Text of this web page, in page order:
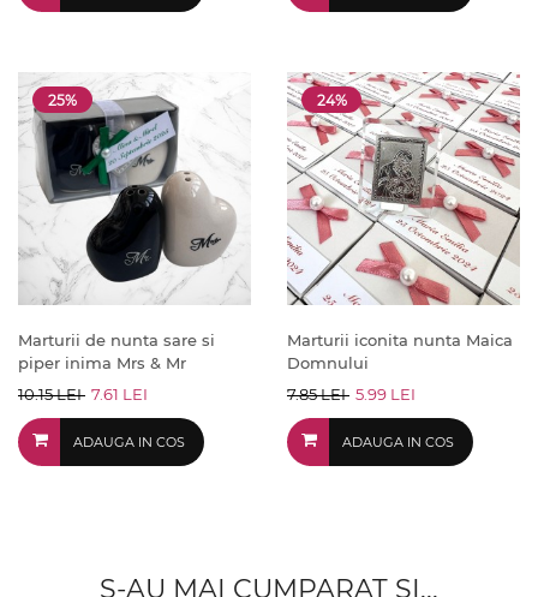
25%
Marturii de nunta sare si
piper inima Mrs & Mr
10.15 LEI 7.61 LEI
ADAUGA IN COS
24%
Marturii iconita nunta Maica
Domnului
7.85 LEI 5.99 LEI
ADAUGA IN COS
S-AU MAI CUMPARAT SI...